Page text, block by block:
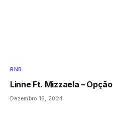
RNB
Linne Ft. Mizzaela – Opção
Dezembro 16, 2024